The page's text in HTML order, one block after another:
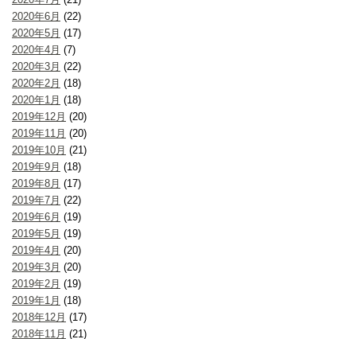
2020年6月 (22)
2020年5月 (17)
2020年4月 (7)
2020年3月 (22)
2020年2月 (18)
2020年1月 (18)
2019年12月 (20)
2019年11月 (20)
2019年10月 (21)
2019年9月 (18)
2019年8月 (17)
2019年7月 (22)
2019年6月 (19)
2019年5月 (19)
2019年4月 (20)
2019年3月 (20)
2019年2月 (19)
2019年1月 (18)
2018年12月 (17)
2018年11月 (21)